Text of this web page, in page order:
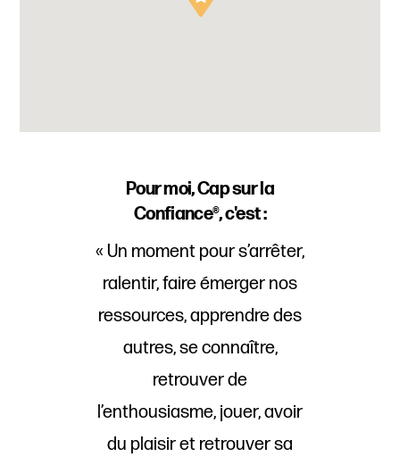
Pour moi, Cap sur la
Confiance®, c'est :
« Un moment pour s’arrêter,
ralentir, faire émerger nos
ressources, apprendre des
autres, se connaître,
retrouver de
l’enthousiasme, jouer, avoir
du plaisir et retrouver sa